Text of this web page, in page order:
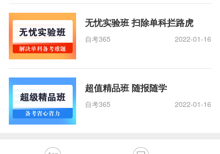
无忧实验班 扫除单科拦路虎
自考365 2022-01-16
超值精品班 随报随学
自考365 2022-01-16